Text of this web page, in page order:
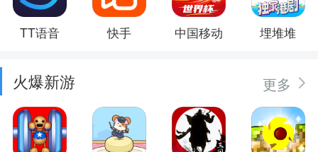
TT语音 快手 中国移动 埋堆堆
火爆新游 更多